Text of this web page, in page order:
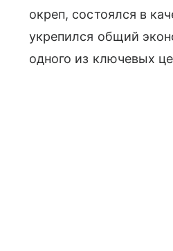
окреп, состоялся в
укрепился общий
одного из ключевых